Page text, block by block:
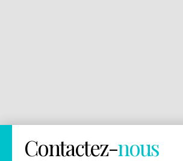
Contactez-nous